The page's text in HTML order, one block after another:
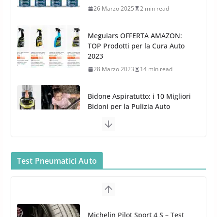
28 Marzo 2023 14 min read
Bidone Aspiratutto: i 10 Migliori
Bidoni per la Pulizia Auto
6 Maggio 2022
Gun per la tua Idropulitrice?
5 Maggio 2022 2 min read
Car Care
26 Marzo 2025 2 min read
Test Pneumatici Auto
Hankook Test Pneumatici Estivi